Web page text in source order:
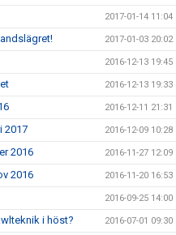
2017-01-14 11:04
2017-01-03 20:02
2016-12-13 19:45
2016-12-13 19:33
2016-12-11 21:31
2017 2016-12-09 10:28
2016 2016-11-27 12:09
2016 2016-11-20 16:53
2016-09-25 14:00
i höst? 2016-07-01 09:30